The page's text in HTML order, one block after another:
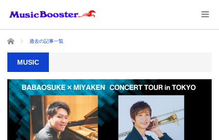
ホーム 過去の記事一覧
MUSIC